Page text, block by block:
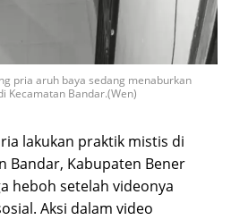
pria aruh baya sedang menaburkan
Kecamatan Bandar.(Wen)
lakukan praktik mistis di
Bandar, Kabupaten Bener
heboh setelah videonya
Aksi dalam video